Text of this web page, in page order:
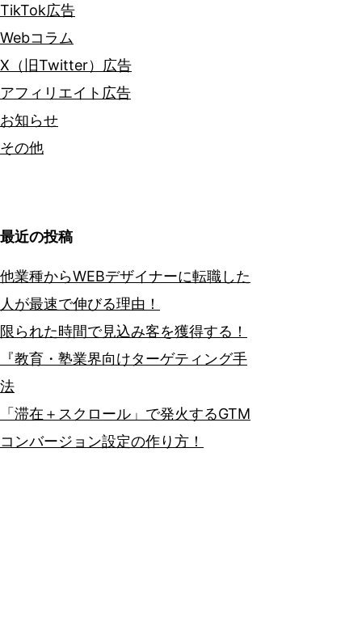
TikTok広告
Webコラム
X（旧Twitter）広告
アフィリエイト広告
お知らせ
その他
最近の投稿
他業種からWEBデザイナーに転職した
人が最速で伸びる理由！
限られた時間で見込み客を獲得する！
『教育・塾業界向けターゲティング手
法
「滞在＋スクロール」で発火するGTM
コンバージョン設定の作り方！